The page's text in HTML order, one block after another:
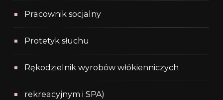
Pracownik socjalny
Protetyk słuchu
Rękodzielnik wyrobów włókienniczych
rekreacyjnym i SPA)